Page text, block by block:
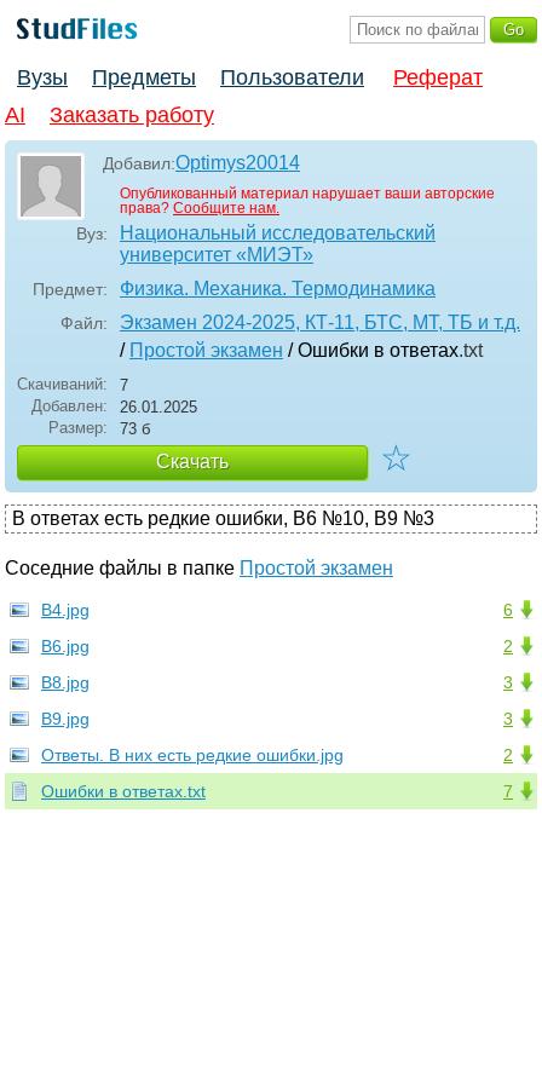
Вузы Предметы Пользователи
Реферат
AI
Заказать работу
Добавил:Optimys20014
Опубликованный материал нарушает ваши авторские
права? Сообщите нам.
Вуз:
Национальный исследовательский
университет «МИЭТ»
Предмет: Физика. Механика. Термодинамика
Файл:
Экзамен 2024-2025, КТ-11, БТС, МТ, ТБ и т.д.
/ Простой экзамен / Ошибки в ответах.txt
Скачиваний:
7
Добавлен:
26.01.2025
Размер:
73 б
Скачать ☆
В ответах есть редкие ошибки, В6 №10, В9 №3
Соседние файлы в папке Простой экзамен
6
В4.jpg
2
В6.jpg
3
В8.jpg
3
В9.jpg
2
Ответы. В них есть редкие ошибки.jpg
7
Ошибки в ответах.txt